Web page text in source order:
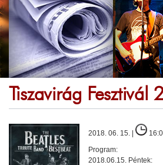
Tiszavirág Fesztivál
2018. 06. 15. |
Program:
2018.06.15. Péntek: